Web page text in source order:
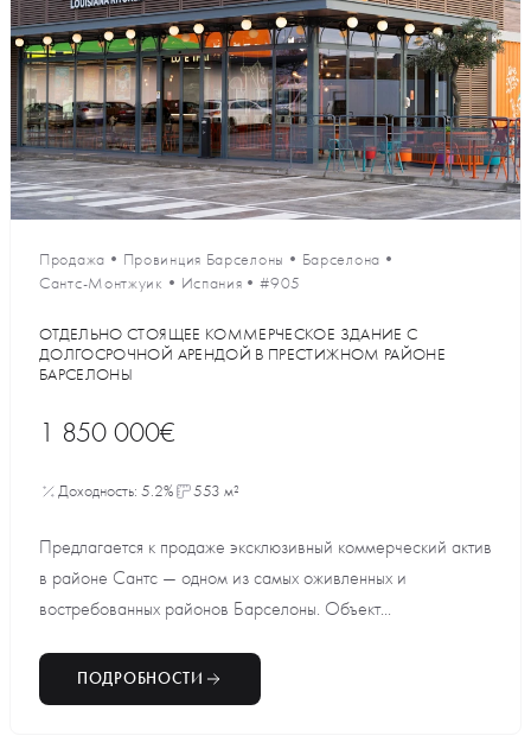
Продажа • Провинция Барселоны • Барселона •
Сантс-Монтжуик • Испания •#905
ОТДЕЛЬНО СТОЯЩЕЕ КОММЕРЧЕСКОЕ ЗДАНИЕ С
ДОЛГОСРОЧНОЙ АРЕНДОЙ В ПРЕСТИЖНОМ РАЙОНЕ
БАРСЕЛОНЫ
1 850 000€
Доходность: 5.2% 553 м²
Предлагается к продаже эксклюзивный коммерческий актив
в районе Сантс — одном из самых оживленных и
востребованных районов Барселоны. Объект...
ПОДРОБНОСТИ